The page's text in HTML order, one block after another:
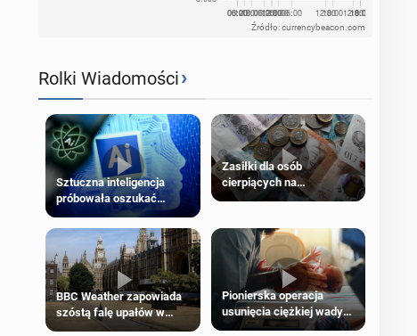
Źródło: currencybeacon.com
Rolki Wiadomości›
Sztuczna inteligencja
próbowała oszukać
człowieka
Zasiłki dla osób
cierpiących na
schorzenia psychiczne
BBC Weather zapowiada
szóstą falę upałów w
Londynie
Pionierska operacja
usunięcia ciężkiej wady
wrodzonej płodu w łonie